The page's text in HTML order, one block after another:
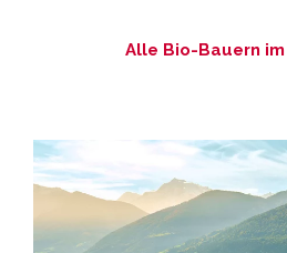
Alle Bio-Bauern